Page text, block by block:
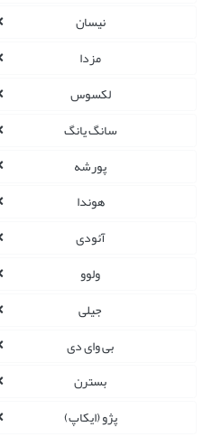
نیسان
مزدا
لکسوس
سانگ یانگ
پورشه
هوندا
آئودی
ولوو
جیلی
بی وای دی
بسترن
پژو (ایکاپ)